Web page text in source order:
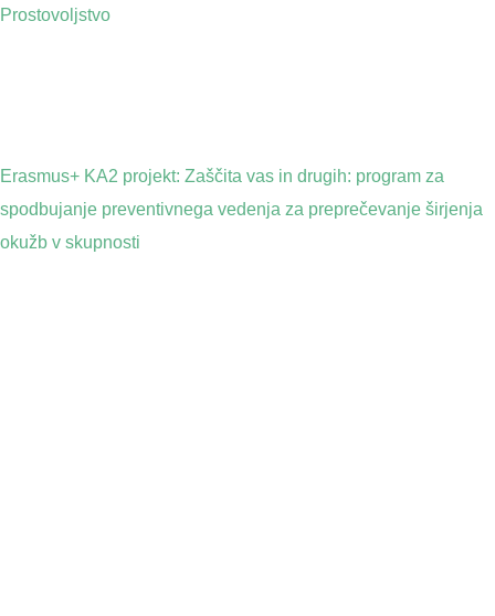
Prostovoljstvo
Erasmus+ KA2 projekt: Zaščita vas in drugih: program za
spodbujanje preventivnega vedenja za preprečevanje širjenja
okužb v skupnosti